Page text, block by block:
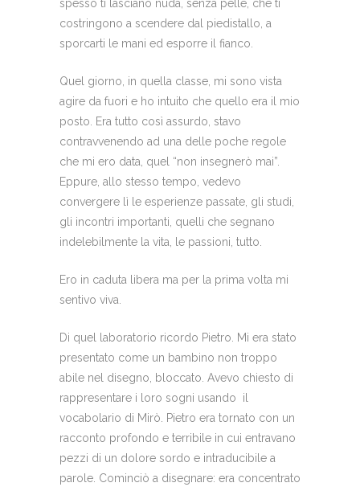
spesso ti lasciano nuda, senza pelle, che ti
costringono a scendere dal piedistallo, a
sporcarti le mani ed esporre il fianco.
Quel giorno, in quella classe, mi sono vista
agire da fuori e ho intuito che quello era il mio
posto. Era tutto così assurdo, stavo
contravvenendo ad una delle poche regole
che mi ero data, quel “non insegnerò mai”.
Eppure, allo stesso tempo, vedevo
convergere lì le esperienze passate, gli studi,
gli incontri importanti, quelli che segnano
indelebilmente la vita, le passioni, tutto.
Ero in caduta libera ma per la prima volta mi
sentivo viva.
Di quel laboratorio ricordo Pietro. Mi era stato
presentato come un bambino non troppo
abile nel disegno, bloccato. Avevo chiesto di
rappresentare i loro sogni usando il
vocabolario di Mirò. Pietro era tornato con un
racconto profondo e terribile in cui entravano
pezzi di un dolore sordo e intraducibile a
parole. Cominciò a disegnare: era concentrato